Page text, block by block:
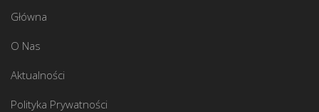
Główna
O Nas
Aktualności
Polityka Prywatności